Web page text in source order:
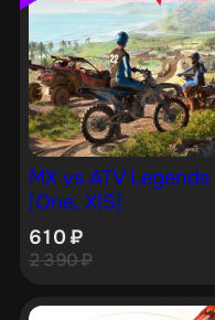
MX vs ATV Legends
[One, X|S]
610₽
2 390₽